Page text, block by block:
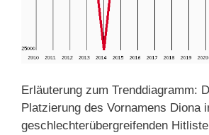
Erläuterung zum Trenddiagramm:
Platzierung des Vornamens Diona
geschlechterübergreifenden